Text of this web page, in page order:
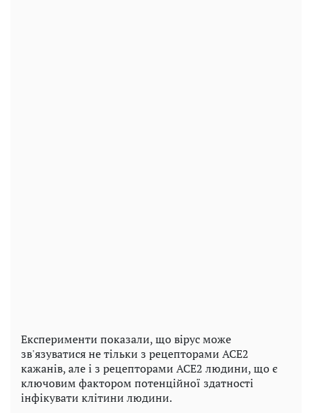
Експерименти показали, що вірус може
зв'язуватися не тільки з рецепторами ACE2
кажанів, але і з рецепторами ACE2 людини, що є
ключовим фактором потенційної здатності
інфікувати клітини людини.